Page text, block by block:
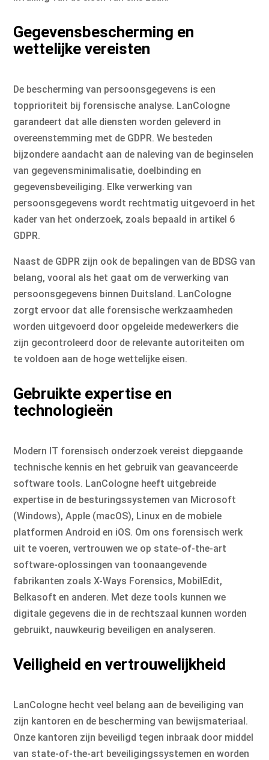
Gegevensbescherming en
wettelijke vereisten
De bescherming van persoonsgegevens is een
topprioriteit bij forensische analyse. LanCologne
garandeert dat alle diensten worden geleverd in
overeenstemming met de GDPR. We besteden
bijzondere aandacht aan de naleving van de beginselen
van gegevensminimalisatie, doelbinding en
gegevensbeveiliging. Elke verwerking van
persoonsgegevens wordt rechtmatig uitgevoerd in het
kader van het onderzoek, zoals bepaald in artikel 6
GDPR.
Naast de GDPR zijn ook de bepalingen van de BDSG van
belang, vooral als het gaat om de verwerking van
persoonsgegevens binnen Duitsland. LanCologne
zorgt ervoor dat alle forensische werkzaamheden
worden uitgevoerd door opgeleide medewerkers die
zijn gecontroleerd door de relevante autoriteiten om
te voldoen aan de hoge wettelijke eisen.
Gebruikte expertise en
technologieën
Modern IT forensisch onderzoek vereist diepgaande
technische kennis en het gebruik van geavanceerde
software tools. LanCologne heeft uitgebreide
expertise in de besturingssystemen van Microsoft
(Windows), Apple (macOS), Linux en de mobiele
platformen Android en iOS. Om ons forensisch werk
uit te voeren, vertrouwen we op state-of-the-art
software-oplossingen van toonaangevende
fabrikanten zoals X-Ways Forensics, MobilEdit,
Belkasoft en anderen. Met deze tools kunnen we
digitale gegevens die in de rechtszaal kunnen worden
gebruikt, nauwkeurig beveiligen en analyseren.
Veiligheid en vertrouwelijkheid
LanCologne hecht veel belang aan de beveiliging van
zijn kantoren en de bescherming van bewijsmateriaal.
Onze kantoren zijn beveiligd tegen inbraak door middel
van state-of-the-art beveiligingssystemen en worden